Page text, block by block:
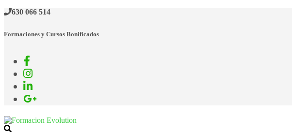
630 066 514
Formaciones y Cursos Bonificados